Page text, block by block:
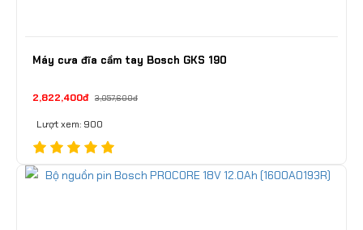
Máy cưa đĩa cầm tay Bosch GKS 190
2,822,400đ 3,057,600đ
Lượt xem: 900